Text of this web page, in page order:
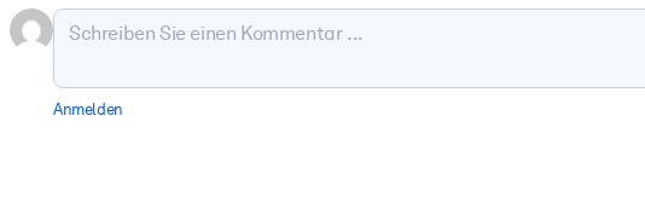
Anmelden